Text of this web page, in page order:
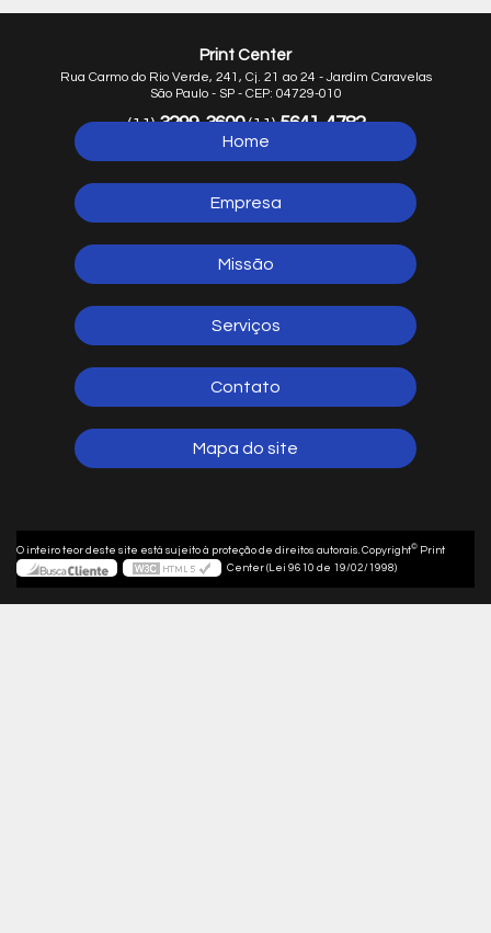
Print Center
Rua Carmo do Rio Verde, 241, Cj. 21 ao 24 - Jardim Caravelas
São Paulo - SP - CEP: 04729-010
(11)3299-3600(11)5641-4782
5641-1254
Home
Empresa
Missão
Serviços
Contato
Mapa do site
O inteiro teor deste site está sujeito à proteção de direitos autorais. Copyright© Print
Center (Lei 9610 de 19/02/1998)